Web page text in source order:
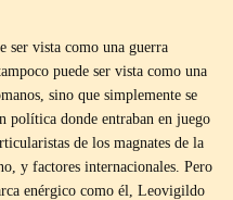
ser vista como una guerra
puede ser vista como una
sino que simplemente se
política donde entraban en juego
de los magnates de la
y factores internacionales. Pero
enérgico como él, Leovigildo